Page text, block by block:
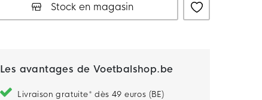
Stock en magasin
Les avantages de Voetbalshop.be
Livraison gratuite* dès 49 euros (BE)